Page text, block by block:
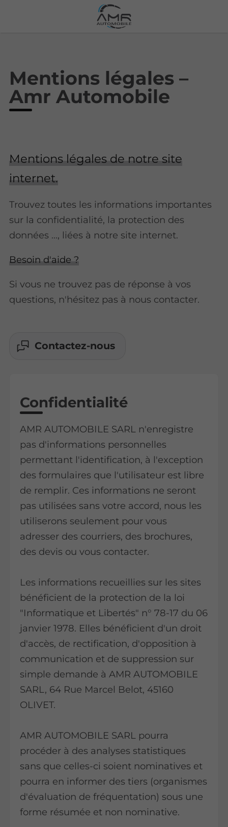
Mentions légales –
Amr Automobile
Mentions légales de notre site
internet.
Trouvez toutes les informations importantes
sur la confidentialité, la protection des
données ..., liées à notre site internet.
Besoin d'aide ?
Si vous ne trouvez pas de réponse à vos
questions, n'hésitez pas à nous contacter.
Contactez-nous
Confidentialité
AMR AUTOMOBILE SARL n'enregistre
pas d'informations personnelles
permettant l'identification, à l'exception
des formulaires que l'utilisateur est libre
de remplir. Ces informations ne seront
pas utilisées sans votre accord, nous les
utiliserons seulement pour vous
adresser des courriers, des brochures,
des devis ou vous contacter.
Les informations recueillies sur les sites
bénéficient de la protection de la loi
"Informatique et Libertés" n° 78-17 du 06
janvier 1978. Elles bénéficient d'un droit
d'accès, de rectification, d'opposition à
communication et de suppression sur
simple demande à AMR AUTOMOBILE
SARL, 64 Rue Marcel Belot, 45160
OLIVET.
AMR AUTOMOBILE SARL pourra
procéder à des analyses statistiques
sans que celles-ci soient nominatives et
pourra en informer des tiers (organismes
d'évaluation de fréquentation) sous une
forme résumée et non nominative.